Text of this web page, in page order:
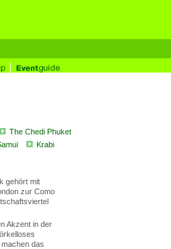
The Chedi Phuket
Krabi
gehört mit
zur Como
Akzent in der
das